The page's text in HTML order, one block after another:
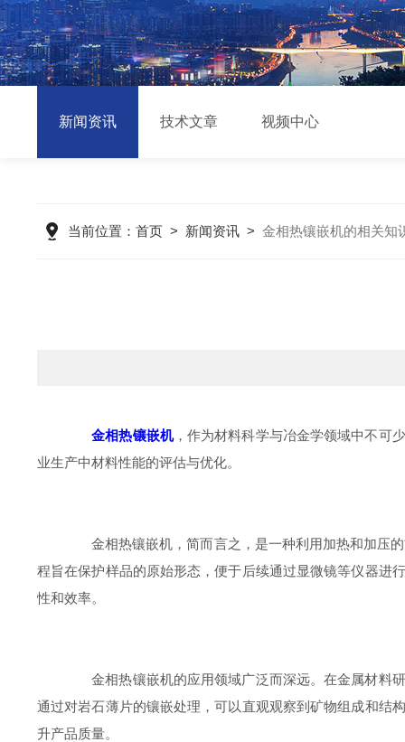
新闻资讯 技术文章 视频中心
当前位置： 首页> 新闻资讯> 金相热镶嵌机的相关知
金相热镶嵌机，作为材料科学与冶金学领域中不可
业生产中材料性能的评估与优化。
金相热镶嵌机，简而言之，是一种利用加热和加压的
程旨在保护样品的原始形态，便于后续通过显微镜等仪器进
性和效率。
金相热镶嵌机的应用领域广泛而深远。在金属材料研
通过对岩石薄片的镶嵌处理，可以直观观察到矿物组成和结
升产品质量。